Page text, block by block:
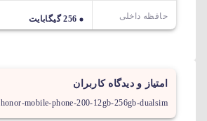
حافظه داخلی 256 گیگابایت
امتیاز و دیدگاه کاربران
honor-mobile-phone-200-12gb-256gb-dualsim